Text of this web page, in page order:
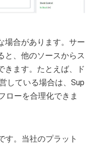
場合があります。サー
と、他のソースからス
きます。たとえば、ド
している場合は、Sup
ローを合理化できま
す。当社のプラット